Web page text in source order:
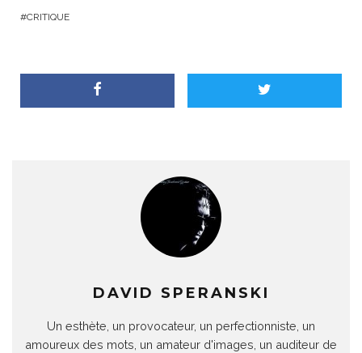
CRITIQUE
DAVID SPERANSKI
Un esthète, un provocateur, un perfectionniste, un
amoureux des mots, un amateur d'images, un auditeur de